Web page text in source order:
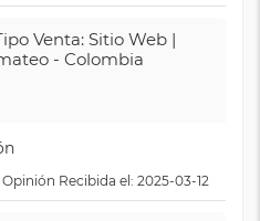
Venta: Sitio Web |
- Colombia
Opinión Recibida el: 2025-03-12